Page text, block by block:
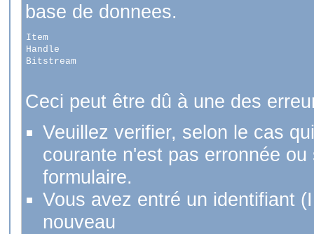
base de donnees.
Item
Handle
Bitstream
Ceci peut être dû à une des
Veuillez verifier, selon le cas
courante n'est pas erronnée
formulaire.
Vous avez entré un identifiant
nouveau